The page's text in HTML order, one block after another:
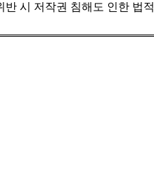
반 시 저작권 침해도 인한 법적